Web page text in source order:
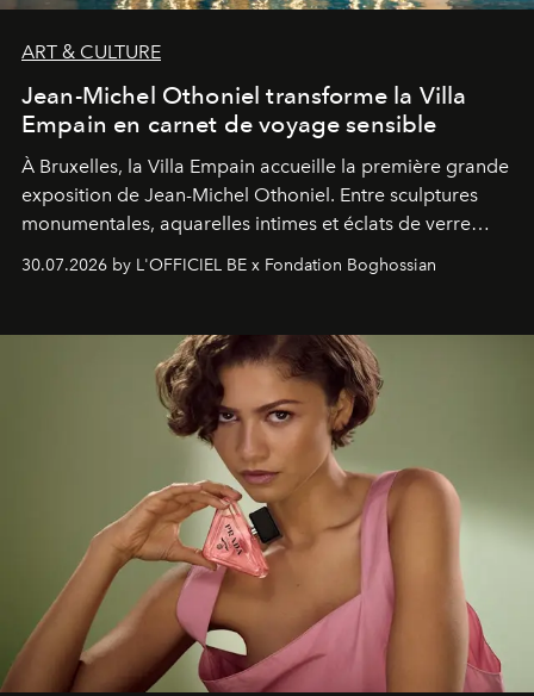
ART & CULTURE
Jean-Michel Othoniel transforme la Villa
Empain en carnet de voyage sensible
À Bruxelles, la Villa Empain accueille la première grande
exposition de Jean-Michel Othoniel. Entre sculptures
monumentales, aquarelles intimes et éclats de verre
soufflé, l’artiste français compose un itinéraire
émotionnel où chaque œuvre devient le souvenir
émerveillement.
30.07.2026 by L'OFFICIEL BE x Fondation Boghossian